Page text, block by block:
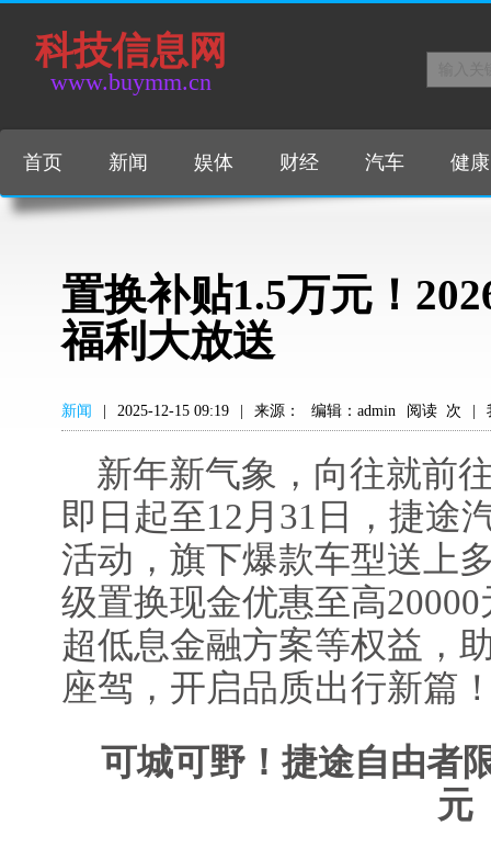
科技信息网
www.buymm.cn
首页 新闻 娱体 财经 汽车 健康
置换补贴1.5万元！
福利大放送
新闻 2025-12-15 09:19 来源： 编辑：admin 阅读 次
新年新气象，向往就前
即日起至12月31日，捷途
活动，旗下爆款车型送上
级置换现金优惠至高
超低息金融方案等权益，
座驾，开启品质出行新篇
可城可野！捷途自由者
元